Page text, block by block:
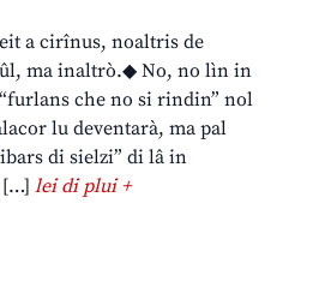
a cirînus, noaltris de
ma inaltrò.◆ No, no lìn in
che no si rindin” nol
lu deventarà, ma pal
di sielzi” di lâ in
[…]lei di plui +